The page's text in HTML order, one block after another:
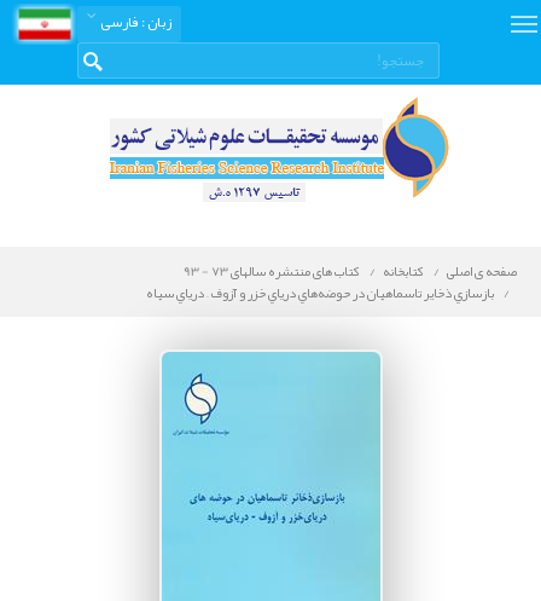
زبان: فارسی
صفحه ی اصلی کتابخانه
کتاب های منتشره سالهای 73 - 93
بازسازي ذخاير تاسماهيان در حوضه‌هاي درياي خزر و آزوف – درياي سياه